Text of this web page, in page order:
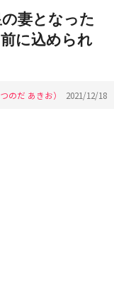
妻となった
に込められ
のだ あきお） 2021/12/18